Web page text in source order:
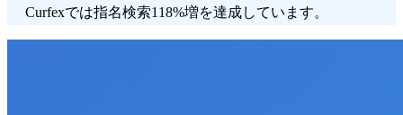
Curfexでは指名検索118%増を達成しています。